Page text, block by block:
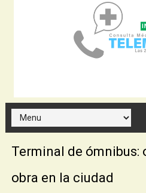
Terminal de
obra en la ciudad